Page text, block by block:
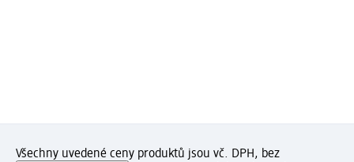
Všechny uvedené ceny produktů jsou vč. DPH, bez